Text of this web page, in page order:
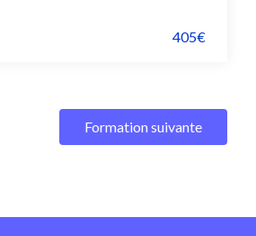
405€
Formation suivante